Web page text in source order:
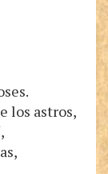
los astros,